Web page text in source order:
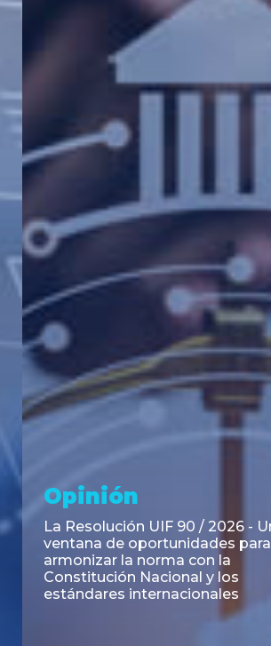
Asesoramiento y
Transacciones
Emisión de Obligaciones
Negociables Clase E de Central
Puerto S.A. por un Valor Nominal
de U$S 98.897.303